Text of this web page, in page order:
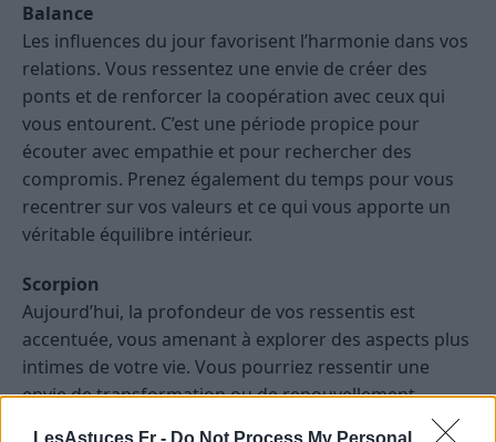
LesAstuces.Fr - Do Not Process My Personal
Balance
Les influences du jour favorisent l’harmonie dans vos
relations. Vous ressentez une envie de créer des
ponts et de renforcer la coopération avec ceux qui
vous entourent. C’est une période propice pour
écouter avec empathie et pour rechercher des
compromis. Prenez également du temps pour vous
recentrer sur vos valeurs et ce qui vous apporte un
véritable équilibre intérieur.
Scorpion
Aujourd’hui, la profondeur de vos ressentis est
accentuée, vous amenant à explorer des aspects plus
intimes de votre vie. Vous pourriez ressentir une
envie de transformation ou de renouvellement.
Restez à l’écoute de votre intuition, qui vous guidera